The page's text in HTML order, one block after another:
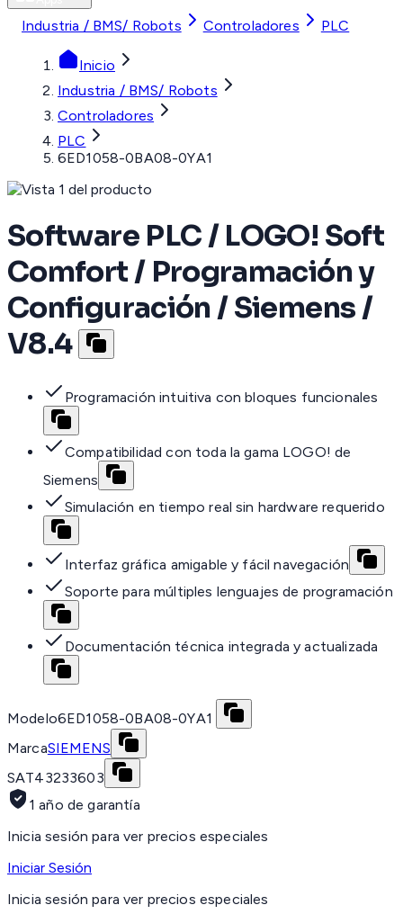
Industria / BMS/ Robots Controladores PLC
Inicio
Industria / BMS/ Robots
Controladores
PLC
6ED1058-0BA08-0YA1
Software PLC / LOGO! Soft
Comfort / Programación y
Configuración / Siemens /
V8.4
Programación intuitiva con bloques funcionales
Compatibilidad con toda la gama LOGO! de
Siemens
Simulación en tiempo real sin hardware requerido
Interfaz gráfica amigable y fácil navegación
Soporte para múltiples lenguajes de programación
Documentación técnica integrada y actualizada
Modelo6ED1058-0BA08-0YA1
MarcaSIEMENS
SAT43233603
1 año de garantía
Inicia sesión para ver precios especiales
Iniciar Sesión
Inicia sesión para ver precios especiales